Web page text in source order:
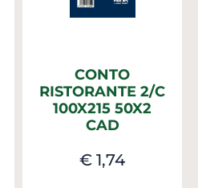
CONTO
RISTORANTE 2/C
100X215 50X2
CAD
€ 1,74